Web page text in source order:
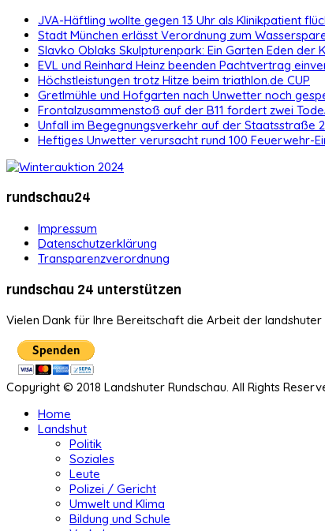
JVA-Häftling wollte gegen 13 Uhr als Klinikpatient
Stadt München erlässt Verordnung zum
Slavko Oblaks Skulpturenpark: Ein Garten Eden der
EVL und Reinhard Heinz beenden Pachtvertrag
Höchstleistungen trotz Hitze beim triathlon.de CUP
Gretlmühle und Hofgarten nach Unwetter noch
Frontalzusammenstoß auf der B11 fordert zwei
Unfall im Begegnungsverkehr auf der Staatsstraße
Heftiges Unwetter verursacht rund 100 Feuerwehr-
rundschau24
Impressum
Datenschutzerklärung
Transparenzverordnung
rundschau 24 unterstützen
Vielen Dank für Ihre Bereitschaft die Arbeit der landshuter
Copyright © 2018 Landshuter Rundschau. All Rights
Home
Landshut
Politik
Soziales
Leute
Polizei / Gericht
Umwelt und Klima
Bildung und Schule